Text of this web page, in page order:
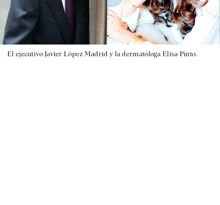
El ejecutivo Javier López Madrid y la dermatóloga Elisa Pinto.